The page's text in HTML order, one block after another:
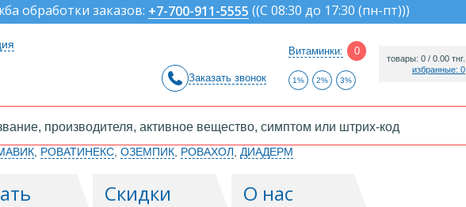
обработки заказов: +7-700-911-5555 ((С 08:30 до 17:30 (пн-пт)))
Заказать звонок
Витаминки: 0
1% 2% 3%
товары: 0 / 0.00 тнг.
избранные: 0
РОВАТИНЕКС ОЗЕМПИК РОВАХОЛ ДИАДЕРМ
Скидки О нас